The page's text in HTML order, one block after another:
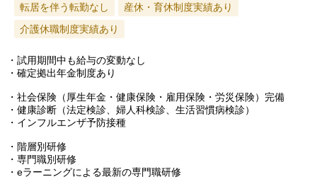
転居を伴う転勤なし
産休・育休制度実績あり
介護休職制度実績あり
・試用期間中も給与の変動なし
・確定拠出年金制度あり
・社会保険（厚生年金・健康保険・雇用保険・労災保険）完備
・健康診断（法定検診、婦人科検診、生活習慣病検診）
・インフルエンザ予防接種
・階層別研修
・専門職別研修
・eラーニングによる最新の専門職研修